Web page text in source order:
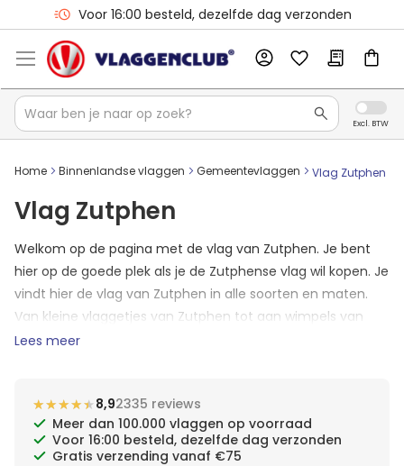
Voor 16:00 besteld, dezelfde dag verzonden
Home Binnenlandse vlaggen Gemeentevlaggen Vlag Zutphen
Vlag Zutphen
Welkom op de pagina met de vlag van Zutphen. Je bent
hier op de goede plek als je de Zutphense vlag wil kopen. Je
vindt hier de vlag van Zutphen in alle soorten en maten.
Van kleine vlaggetjes van Zutphen tot aan wimpels van
Zutphen. Mocht het zo zijn dat je vlag er nog niet tussen
Lees meer
★★★★★
★★★★★8,92335 reviews
Meer dan 100.000 vlaggen op voorraad
Voor 16:00 besteld, dezelfde dag verzonden
Gratis verzending vanaf €75